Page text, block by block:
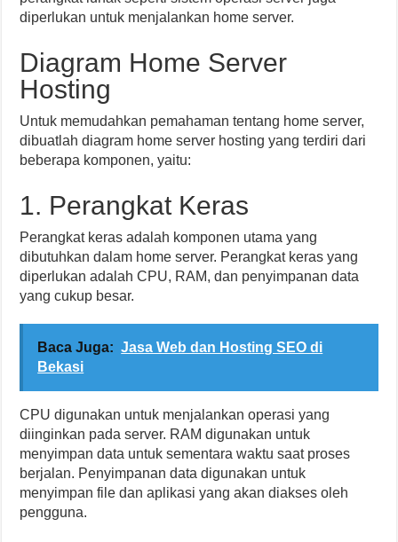
diperlukan untuk menjalankan home server.
Diagram Home Server
Hosting
Untuk memudahkan pemahaman tentang home server,
dibuatlah diagram home server hosting yang terdiri dari
beberapa komponen, yaitu:
1. Perangkat Keras
Perangkat keras adalah komponen utama yang
dibutuhkan dalam home server. Perangkat keras yang
diperlukan adalah CPU, RAM, dan penyimpanan data
yang cukup besar.
Baca Juga: Jasa Web dan Hosting SEO di
Bekasi
CPU digunakan untuk menjalankan operasi yang
diinginkan pada server. RAM digunakan untuk
menyimpan data untuk sementara waktu saat proses
berjalan. Penyimpanan data digunakan untuk
menyimpan file dan aplikasi yang akan diakses oleh
pengguna.